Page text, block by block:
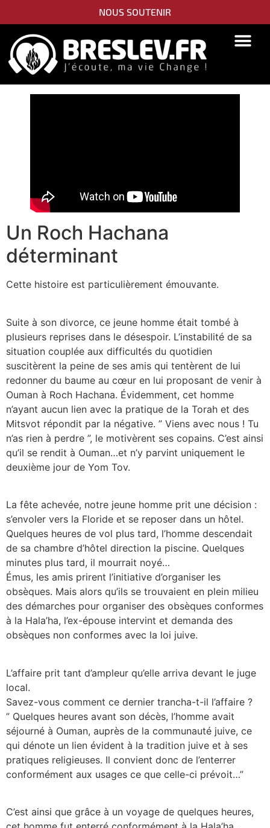
NOUS SOUTENIR
Un Roch Hachana
déterminant
Cette histoire est particulièrement émouvante.
Suite à son divorce, ce jeune homme était tombé à
plusieurs reprises dans le désespoir. L’instabilité de sa
situation couplée aux difficultés du quotidien
suscitèrent la peine de ses amis qui tentèrent de lui
redonner du baume au cœur en lui proposant de venir à
Ouman à Roch Hachana. Évidemment, cet homme
n’ayant aucun lien avec la pratique de la Torah et des
Mitsvot répondit par la négative. ” Viens avec nous ! Tu
n’as rien à perdre ”, le motivèrent ses copains. C’est ainsi
qu’il se rendit à Ouman…et n’y parvint uniquement le
deuxième jour de Yom Tov.
La fête achevée, notre jeune homme prit une décision :
s’envoler vers la Floride et se reposer dans un hôtel.
Quelques heures de vol plus tard, l’homme descendait
de sa chambre d’hôtel direction la piscine. Quelques
minutes plus tard, il mourrait noyé…
Émus, les amis prirent l’initiative d’organiser les
obsèques. Mais alors qu’ils se trouvaient en plein milieu
des démarches pour organiser des obsèques conformes
à la Hala’ha, l’ex-épouse intervint et demanda des
obsèques non conformes avec la loi juive.
L’affaire prit tant d’ampleur qu’elle arriva devant le juge
local.
Savez-vous comment ce dernier trancha-t-il l’affaire ?
” Quelques heures avant son décès, l’homme avait
séjourné à Ouman, auprès de la communauté juive, ce
qui dénote un lien évident à la tradition juive et à ses
pratiques religieuses. Il convient donc de l’enterrer
conformément aux usages ce que celle-ci prévoit…”
C’est ainsi que grâce à un voyage de quelques heures,